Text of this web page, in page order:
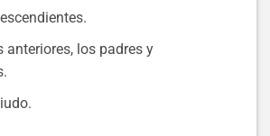
anteriores, los padres y